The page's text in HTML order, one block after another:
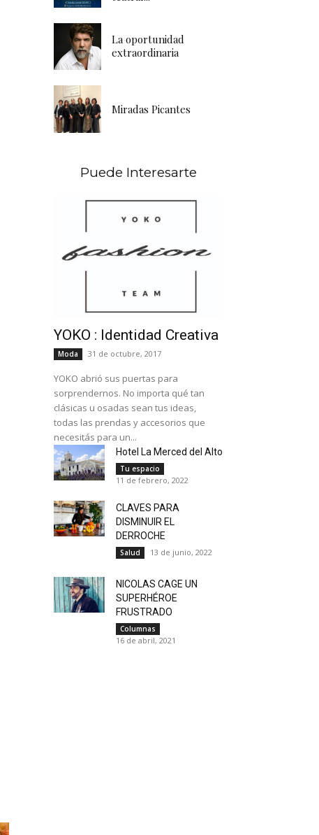
La oportunidad
extraordinaria
Miradas Picantes
Puede Interesarte
YOKO : Identidad Creativa
Moda 31 de octubre, 2017
YOKO abrió sus puertas para
sorprendernos. No importa qué tan
clásicas u osadas sean tus ideas,
todas las prendas y accesorios que
necesitás para un...
Hotel La Merced del Alto
Tu espacio
11 de febrero, 2022
CLAVES PARA
DISMINUIR EL
DERROCHE
Salud 13 de junio, 2022
NICOLAS CAGE UN
SUPERHÉROE
FRUSTRADO
Columnas
16 de abril, 2021